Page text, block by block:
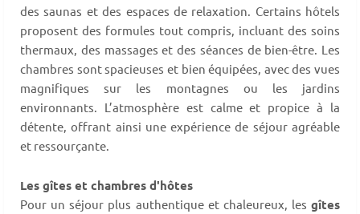
des saunas et des espaces de relaxation. Certains hôtels
proposent des formules tout compris, incluant des soins
thermaux, des massages et des séances de bien-être. Les
chambres sont spacieuses et bien équipées, avec des vues
magnifiques sur les montagnes ou les jardins
environnants. L’atmosphère est calme et propice à la
détente, offrant ainsi une expérience de séjour agréable
et ressourçante.
Les gîtes et chambres d'hôtes
Pour un séjour plus authentique et chaleureux, les gîtes